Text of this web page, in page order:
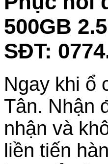
500GB
SĐT:
Ngay khi ổ
Tân. Nhận
nhận và
liền tiến